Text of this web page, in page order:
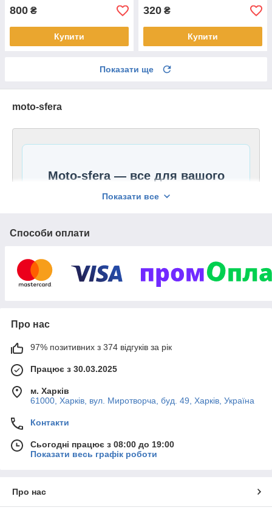
800 ₴
Купити
320 ₴
Купити
Показати ще
moto-sfera
Moto-sfera — все для вашого
доставкою по всій Україні. Ми працюємо
швидко, зручно та прозоро - оплату можна
Гарантуємо якість кожного товару
днів
Професійна консультація щодо
вибору запчастин
клієнтів
Moto-sfera - сервіс, якому довіряють.
Показати все
Способи оплати
Про нас
97% позитивних з 374 відгуків за рік
Працює з 30.03.2025
м. Харків
61000, Харків, вул. Миротворча, буд. 49, Харків, Україна
Контакти
Сьогодні працює з 08:00 до 19:00
Показати весь графік роботи
Про нас